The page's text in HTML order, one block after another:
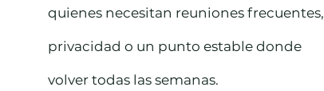
quienes necesitan reuniones frecuentes,
privacidad o un punto estable donde
volver todas las semanas.